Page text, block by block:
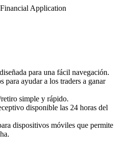
Financial Application
para una fácil navegación.
para ayudar a los traders a ganar
simple y rápido.
disponible las 24 horas del
dispositivos móviles que permite